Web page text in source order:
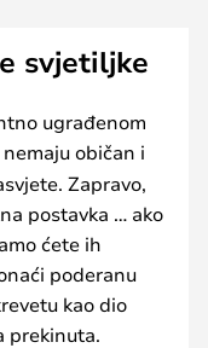
svjetiljke
ugrađenom
nemaju običan i
Zapravo,
postavka … ako
ćete ih
poderanu
kao dio
prekinuta.